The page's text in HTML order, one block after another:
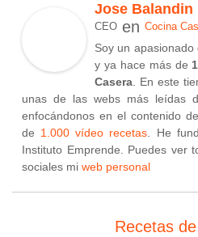
Jose Balandin
CEO en Cocina
Soy un
y ya hace más de
Casera . En este
unas de las webs más leídas
enfocándonos en el contenido
de 1.000 vídeo recetas . He
Instituto Emprende. Puedes ver
sociales mi web personal
Recetas